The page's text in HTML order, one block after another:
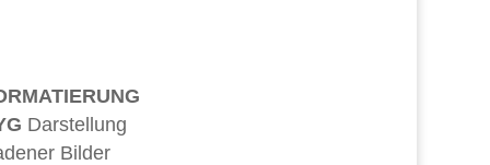
Darstellung
Bilder